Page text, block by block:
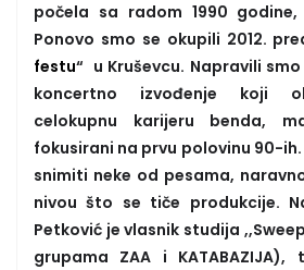
počela sa radom 1990
Ponovo smo se okupili 2012.
festu“ u Kruševcu. Napravili
koncertno izvođenje koji
celokupnu karijeru benda,
fokusirani na prvu polovinu 90-
snimiti neke od pesama,
nivou što se tiče produkcije.
Petković je vlasnik studija
grupama ZAA i